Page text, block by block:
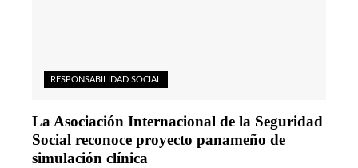
RESPONSABILIDAD SOCIAL
La Asociación Internacional de la Seguridad
Social reconoce proyecto panameño de
simulación clínica